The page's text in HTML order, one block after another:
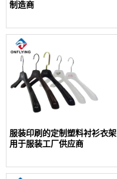
制造商
服装印刷的定制塑料衬衫衣架
用于服装工厂供应商